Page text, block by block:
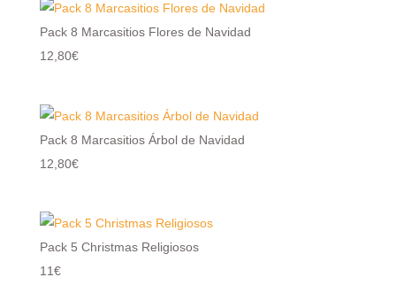
Pack 8 Marcasitios Flores de Navidad
12,80€
Pack 8 Marcasitios Árbol de Navidad
12,80€
Pack 5 Christmas Religiosos
11€